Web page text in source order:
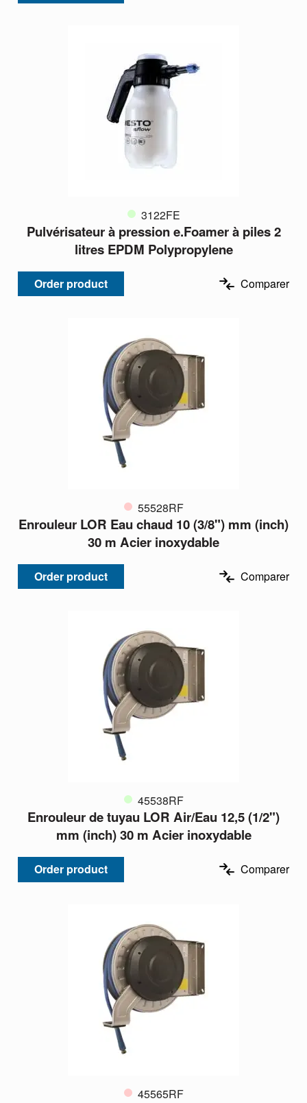
3122FE
Pulvérisateur à pression e.Foamer à piles 2
litres EPDM Polypropylene
Order product Comparer
55528RF
Enrouleur LOR Eau chaud 10 (3/8") mm (inch)
30 m Acier inoxydable
Order product Comparer
45538RF
Enrouleur de tuyau LOR Air/Eau 12,5 (1/2")
mm (inch) 30 m Acier inoxydable
Order product Comparer
45565RF